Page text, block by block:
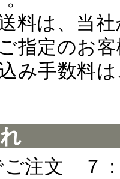
料は、当
指定のお
み手数料
ご注文 ７